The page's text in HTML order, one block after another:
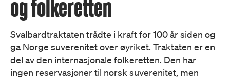
og folkeretten
Svalbardtraktaten trådte i kraft for 100 år siden og
ga Norge suverenitet over øyriket. Traktaten er en
del av den internasjonale folkeretten. Den har
ingen reservasjoner til norsk suverenitet, men